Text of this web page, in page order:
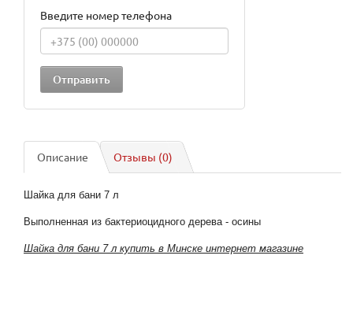
Введите номер телефона
Описание Отзывы (0)
Шайка для бани 7 л
Выполненная из бактериоцидного дерева - осины
Шайка для бани 7 л купить в Минске интернет магазине